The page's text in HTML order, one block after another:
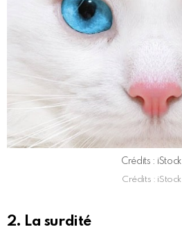
Crédits : iStock
Crédits : iStock
2. La surdité